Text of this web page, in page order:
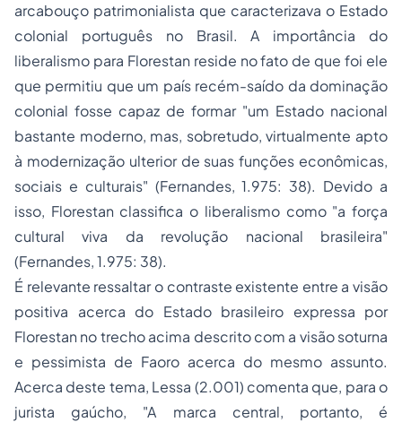
arcabouço patrimonialista que caracterizava o Estado
colonial português no Brasil. A importância do
liberalismo para Florestan reside no fato de que foi ele
que permitiu que um país recém-saído da dominação
colonial fosse capaz de formar "um Estado nacional
bastante moderno, mas, sobretudo, virtualmente apto
à modernização ulterior de suas funções econômicas,
sociais e culturais" (Fernandes, 1.975: 38). Devido a
isso, Florestan classifica o liberalismo como "a força
cultural viva da revolução nacional brasileira"
(Fernandes, 1.975: 38).
É relevante ressaltar o contraste existente entre a visão
positiva acerca do Estado brasileiro expressa por
Florestan no trecho acima descrito com a visão soturna
e pessimista de Faoro acerca do mesmo assunto.
Acerca deste tema, Lessa (2.001) comenta que, para o
jurista gaúcho, "A marca central, portanto, é